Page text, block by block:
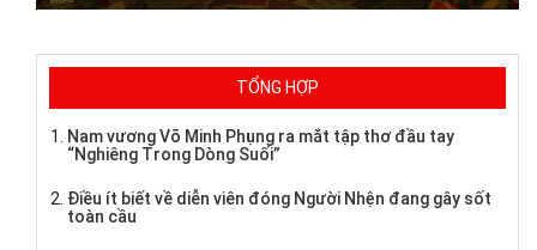
TỔNG HỢP
Nam vương Võ Minh Phụng ra mắt tập thơ đầu tay
“Nghiêng Trong Dòng Suối”
Điều ít biết về diễn viên đóng Người Nhện đang gây sốt
toàn cầu